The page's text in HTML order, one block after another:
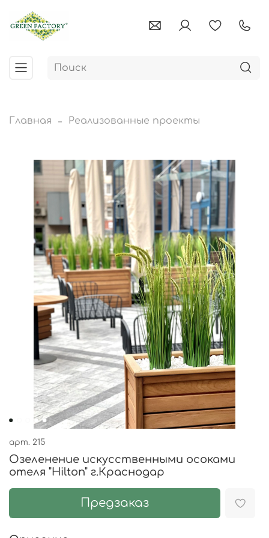
Главная Реализованные проекты
арт. 215
Озеленение искусственными осоками
отеля "Hilton" г.Краснодар
Предзаказ